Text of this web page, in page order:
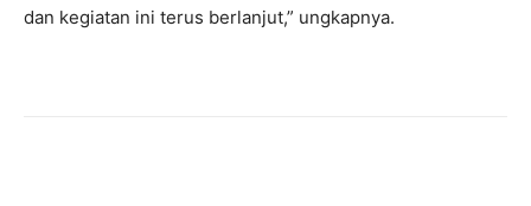
dan kegiatan ini terus berlanjut,” ungkapnya.